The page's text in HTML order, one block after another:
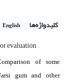
کلیدواژه‌ها English
evaluation
of some
gum and other